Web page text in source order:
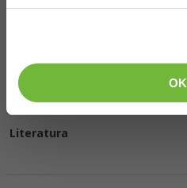
OK
Oblíbené filmy/seriály
Oblíbená hudba
Literatura